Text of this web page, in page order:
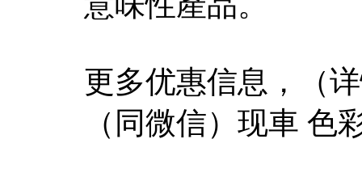
更多优惠信息，（
（同微信）现車 色